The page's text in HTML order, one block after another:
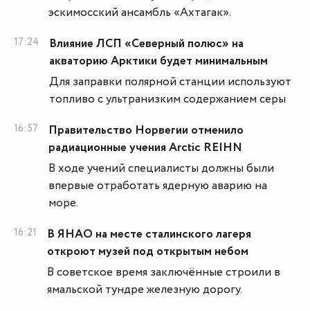
эскимосский ансамбль «Ахтагак».
17:24
Влияние ЛСП «Северный полюс» на
акваторию Арктики будет минимальным
Для заправки полярной станции используют
топливо с ультранизким содержанием серы
16:57
Правительство Норвегии отменило
радиационные учения Arctic REIHN
В ходе учений специалисты должны были
впервые отработать ядерную аварию на
море.
16:21
В ЯНАО на месте сталинского лагеря
откроют музей под открытым небом
В советское время заключённые строили в
ямальской тундре железную дорогу.